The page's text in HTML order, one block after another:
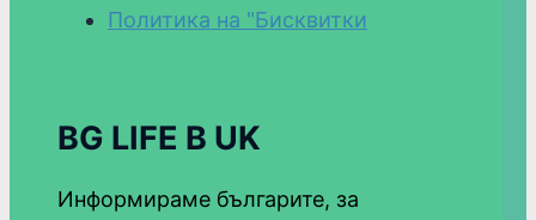
Политика на "Бисквитки
BG LIFE В UK
Информираме българите, за